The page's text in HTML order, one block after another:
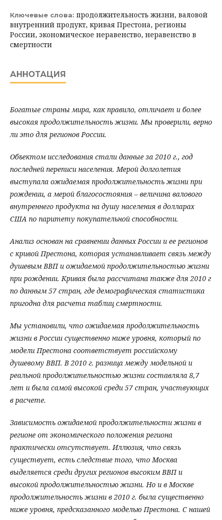
Ключевые слова: продолжительность жизни, валовой
внутренний продукт, кривая Престона, регионы
России, экономическое неравенство, неравенство в
смертности
АННОТАЦИЯ
Богатые страны мира, как правило, отличает и более
высокая продолжительность жизни. Мы проверили, верно
ли это для регионов России.
Объектом исследования стали данные за 2010 г., год
последней переписи населения. Мерой долголетия
выступала ожидаемая продолжительность жизни при
рождении, а мерой благосостояния – величина валового
внутреннего продукта на душу населения в долларах
США по паритету покупательной способности.
Анализ основан на сравнении данных России и ее регионов
с кривой Престона, которая устанавливает связь между
душевым ВВП и ожидаемой продолжительностью жизни
при рождении. Кривая была рассчитана также для 2010 г
по данным 57 стран, где демографическая статистика
пригодна для расчета таблиц смертности.
Мы установили, что ожидаемая продолжительность
жизни в России существенно ниже уровня, который по
модели Престона соответствует российскому
душевому ВВП. В 2010 г. разница между модельной и
реальной продолжительностью жизни составляла 8,7
лет и была самой высокой среди 57 стран, участвующих
в расчете.
Зависимость ожидаемой продолжительности жизни в
регионе от экономического положения региона
практически отсутствует. Иллюзия, что связь
существует, есть следствие того, что Москва
выделяется среди других регионов высоким ВВП и
высокой продолжительностью жизни. Но и в Москве
продолжительность жизни в 2010 г. была существенно
ниже уровня, предсказанного моделью Престона. С нашей